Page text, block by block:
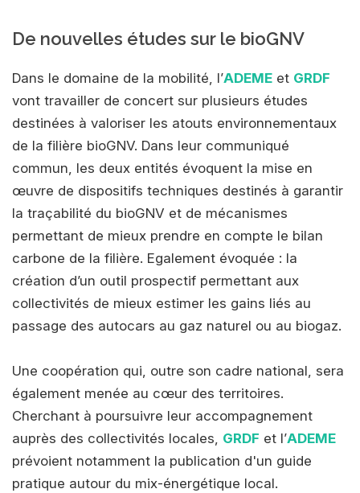
De nouvelles études sur le bioGNV
Dans le domaine de la mobilité, l’ADEME et GRDF
vont travailler de concert sur plusieurs études
destinées à valoriser les atouts environnementaux
de la filière bioGNV. Dans leur communiqué
commun, les deux entités évoquent la mise en
œuvre de dispositifs techniques destinés à garantir
la traçabilité du bioGNV et de mécanismes
permettant de mieux prendre en compte le bilan
carbone de la filière. Egalement évoquée : la
création d’un outil prospectif permettant aux
collectivités de mieux estimer les gains liés au
passage des autocars au gaz naturel ou au biogaz.
Une coopération qui, outre son cadre national, sera
également menée au cœur des territoires.
Cherchant à poursuivre leur accompagnement
auprès des collectivités locales, GRDF et l’ADEME
prévoient notamment la publication d'un guide
pratique autour du mix-énergétique local.